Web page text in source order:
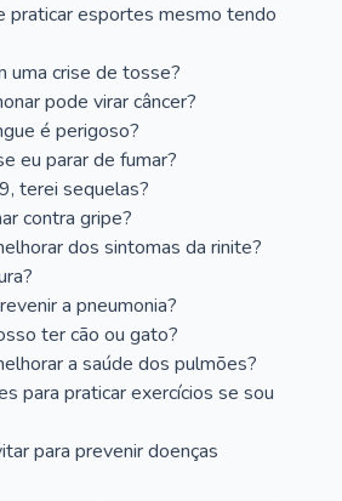
praticar esportes mesmo tendo
uma crise de tosse?
pode virar câncer?
é perigoso?
eu parar de fumar?
terei sequelas?
contra gripe?
dos sintomas da rinite?
a pneumonia?
ter cão ou gato?
a saúde dos pulmões?
para praticar exercícios se sou
para prevenir doenças